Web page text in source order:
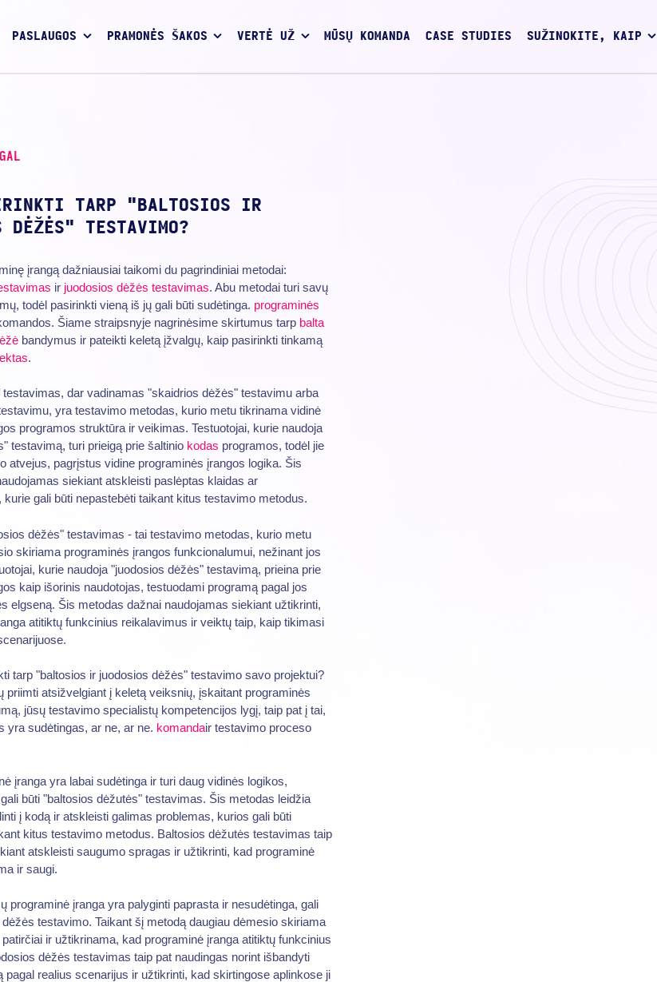
PASLAUGOS PRAMONĖS ŠAKOS VERTĖ UŽ MŪSŲ KOMANDA CASE STUDIES SUŽINOKITE, KAIP
TARP "BALTOSIOS IR
DĖŽĖS" TESTAVIMO?
įrangą dažniausiai taikomi du pagrindiniai metodai:
ir juodosios dėžės testavimas. Abu metodai turi savų
todėl pasirinkti vieną iš jų gali būti sudėtinga. programinės
Šiame straipsnyje nagrinėsime skirtumus tarp balta
bandymus ir pateikti keletą įžvalgų, kaip pasirinkti tinkamą
.
dar vadinamas "skaidrios dėžės" testavimu arba
yra testavimo metodas, kurio metu tikrinama vidinė
programos struktūra ir veikimas. Testuotojai, kurie naudoja
testavimą, turi prieigą prie šaltinio kodas programos, todėl jie
atvejus, pagrįstus vidine programinės įrangos logika. Šis
siekiant atskleisti paslėptas klaidas ar
gali būti nepastebėti taikant kitus testavimo metodus.
dėžės" testavimas - tai testavimo metodas, kurio metu
skiriama programinės įrangos funkcionalumui, nežinant jos
kurie naudoja "juodosios dėžės" testavimą, prieina prie
kaip išorinis naudotojas, testuodami programą pagal jos
elgseną. Šis metodas dažnai naudojamas siekiant užtikrinti,
atitiktų funkcinius reikalavimus ir veiktų taip, kaip tikimasi
tarp "baltosios ir juodosios dėžės" testavimo savo projektui?
priimti atsižvelgiant į keletą veiksnių, įskaitant programinės
jūsų testavimo specialistų kompetencijos lygį, taip pat į tai,
yra sudėtingas, ar ne, ar ne. komandair testavimo proceso
įranga yra labai sudėtinga ir turi daug vidinės logikos,
būti "baltosios dėžutės" testavimas. Šis metodas leidžia
į kodą ir atskleisti galimas problemas, kurios gali būti
kitus testavimo metodus. Baltosios dėžutės testavimas taip
atskleisti saugumo spragas ir užtikrinti, kad programinė
ir saugi.
programinė įranga yra palyginti paprasta ir nesudėtinga, gali
testavimo. Taikant šį metodą daugiau dėmesio skiriama
ir užtikrinama, kad programinė įranga atitiktų funkcinius
dėžės testavimas taip pat naudingas norint išbandyti
pagal realius scenarijus ir užtikrinti, kad skirtingose aplinkose ji